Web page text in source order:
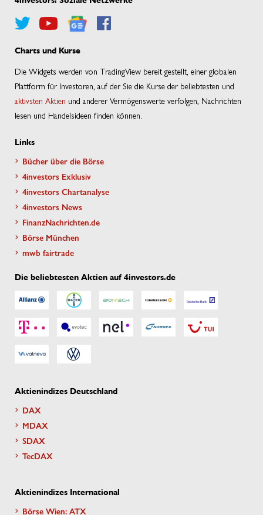
Charts und Kurse
Die Widgets werden von TradingView bereit gestellt, einer globalen
Plattform für Investoren, auf der Sie die Kurse der beliebtesten und
aktivsten Aktien und anderer Vermögenswerte verfolgen, Nachrichten
lesen und Handelsideen finden können.
Links
Bücher über die Börse
4investors Exklusiv
4investors Chartanalyse
4investors News
FinanzNachrichten.de
Börse München
mwb fairtrade
Die beliebtesten Aktien auf 4investors.de
Aktienindizes Deutschland
DAX
MDAX
SDAX
TecDAX
Aktienindizes International
Börse Wien: ATX